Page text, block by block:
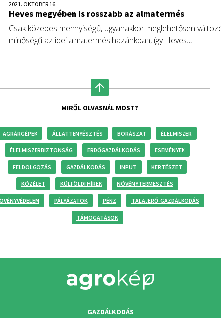
2021. OKTÓBER 16.
Heves megyében is rosszabb az almatermés
Csak közepes mennyiségű, ugyanakkor meglehetősen
minőségű az idei almatermés hazánkban, így Heves
MIRŐL OLVASNÁL MOST?
AGRÁRGÉPEK ÁLLATTENYÉSZTÉS BORÁSZAT ÉLELMISZER
ÉLELMISZERBIZTONSÁG ERDŐGAZDÁLKODÁS ESEMÉNYEK
FELDOLGOZÁS GAZDÁLKODÁS INPUT KERTÉSZET
KÖZÉLET KÜLFÖLDI HÍREK NÖVÉNYTERMESZTÉS
PÁLYÁZATOK PÉNZ TALAJERŐ-GAZDÁLKODÁS
TÁMOGATÁSOK
GAZDÁLKODÁS